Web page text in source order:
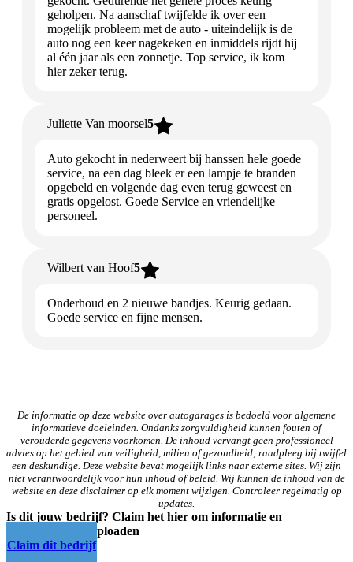
geholpen. Na aanschaf twijfelde ik over een
mogelijk probleem met de auto - uiteindelijk is de
auto nog een keer nagekeken en inmiddels rijdt hij
al één jaar als een zonnetje. Top service, ik kom
hier zeker terug.
Juliette Van moorsel5
Auto gekocht in nederweert bij hanssen hele goede
service, na een dag bleek er een lampje te branden
opgebeld en volgende dag even terug geweest en
gratis opgelost. Goede Service en vriendelijke
personeel.
Wilbert van Hoof5
Onderhoud en 2 nieuwe bandjes. Keurig gedaan.
Goede service en fijne mensen.
De informatie op deze website over autogarages is bedoeld voor algemene
informatieve doeleinden. Ondanks zorgvuldigheid kunnen fouten of
verouderde gegevens voorkomen. De inhoud vervangt geen professioneel
advies op het gebied van veiligheid, milieu of gezondheid; raadpleeg bij twijfel
een deskundige. Deze website bevat mogelijk links naar externe sites. Wij zijn
niet verantwoordelijk voor hun inhoud of beleid. Wij kunnen de inhoud van de
website en deze disclaimer op elk moment wijzigen. Controleer regelmatig op
updates.
Is dit jouw bedrijf? Claim het hier om informatie en
afbeeldingen te uploaden
Claim dit bedrijf